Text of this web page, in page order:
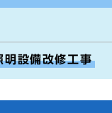
明設備改修工事